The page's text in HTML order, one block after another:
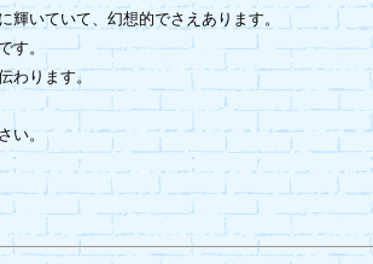
いていて、幻想的でさえあります。
す。
わります。
い。